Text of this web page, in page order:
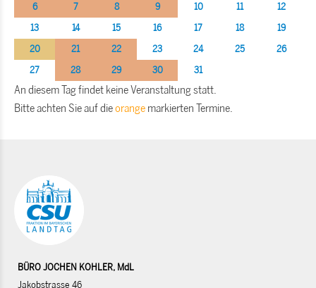
6
7 8 9 10 11
12
13
14 15 16 17 18
19
20
21 22 23 24 25
26
27
28 29 30 31
An diesem Tag findet keine Veranstaltung statt.
Bitte achten Sie auf dieorange markierten Termine.
BÜRO JOCHEN KOHLER, MdL
Jakobstrasse 46